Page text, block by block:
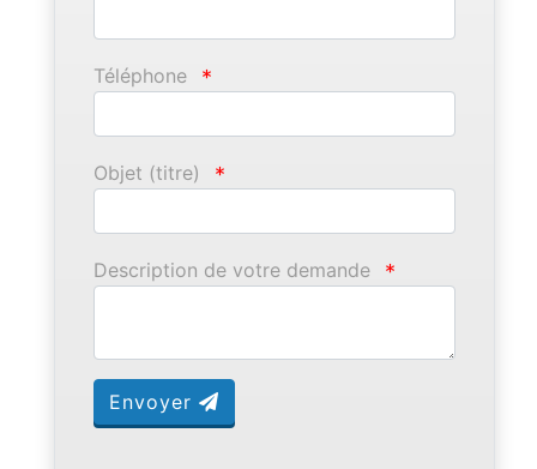
Téléphone *
Objet (titre) *
Description de votre demande *
Envoyer